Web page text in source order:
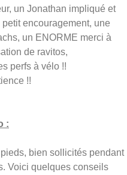
un Jonathan impliqué et
encouragement, une
un ENORME merci à
de ravitos,
perfs à vélo !!
!!
:
bien sollicités pendant
Voici quelques conseils